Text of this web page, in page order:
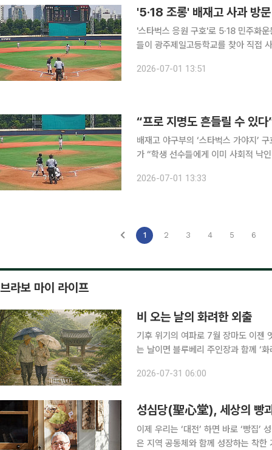
'5·18 조롱' 배재고 사과 방
'스타벅스 응원 구호'로 5·18 민주화
들이 광주제일고등학교를 찾아 직접
장과 교감 등 교직원 12명, 야구부 학
2026-07-01 13:51
“프로 지명도 흔들릴 수 있
배재고 야구부의 ‘스타벅스 가야지’
가 “학생 선수들에게 이미 사회적 낙
주자가 1루에 있는데 3루로 견제구를
2026-07-01 13:33
1 2 3 4 5 6
브라보 마이 라이프
비 오는 날의 화려한 외출
기후 위기의 여파로 7월 장마도 이젠
는 날이면 블루베리 주인장과 함께 ‘화려한 외출’에 나서
비도 비 나름이다. 기다리던 단비가 내
2026-07-31 06:00
성심당(聖心堂), 세상의 빵
이제 우리는 ‘대전’ 하면 바로 ‘빵집’
은 지역 공동체와 함께 성장하는 착한